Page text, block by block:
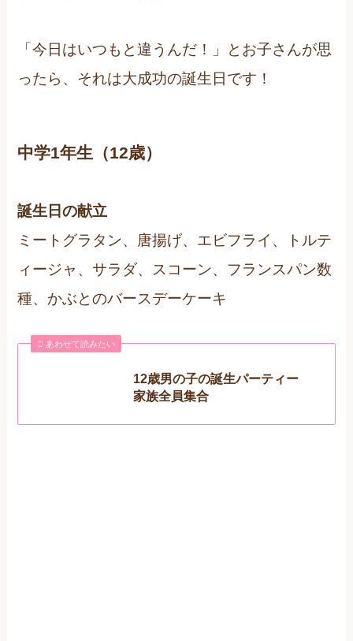
「今日はいつもと違うんだ！」とお子さんが思
ったら、それは大成功の誕生日です！
中学1年生（12歳）
誕生日の献立
ミートグラタン、唐揚げ、エビフライ、トルテ
ィージャ、サラダ、スコーン、フランスパン数
種、かぶとのバースデーケーキ
あわせて読みたい
12歳男の子の誕生パーティー
家族全員集合